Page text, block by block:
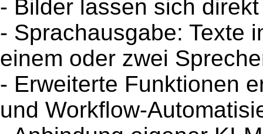
- Bilder lassen sich
- Sprachausgabe: Texte
einem oder zwei
- Erweiterte Funktionen
und Workflow-